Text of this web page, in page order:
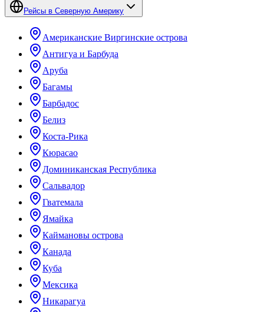
Рейсы в Северную Америку
Американские Виргинские острова
Антигуа и Барбуда
Аруба
Багамы
Барбадос
Белиз
Коста-Рика
Кюрасао
Доминиканская Республика
Сальвадор
Гватемала
Ямайка
Каймановы острова
Канада
Куба
Мексика
Никарагуа